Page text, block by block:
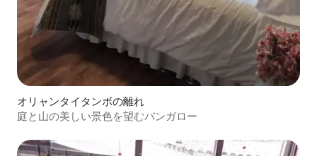
オリャンタイタンボの離れ
庭と山の美しい景色を望むバンガロー